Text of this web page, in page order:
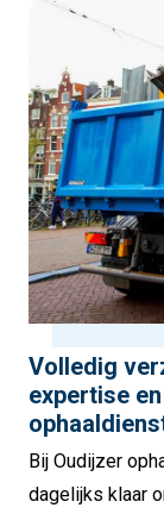
Volledig
expertise
Bij Oudijzer
dagelijks klaar